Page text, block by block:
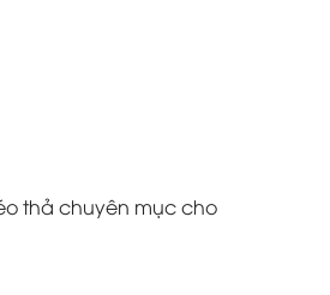
thả chuyên mục cho